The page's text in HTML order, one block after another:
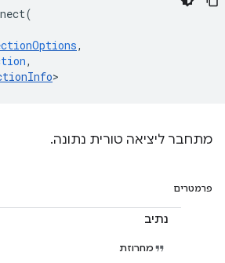
(
,
,
>
מתחבר ליציאה טורית נתונה.
פרמטרים
נתיב
מחרוזת